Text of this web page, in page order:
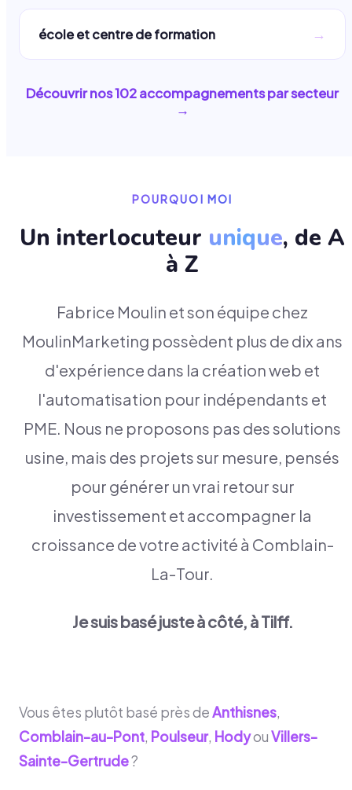
école et centre de formation →
Découvrir nos102accompagnements par secteur
→
POURQUOI MOI
Un interlocuteur unique, de A
à Z
Fabrice Moulin et son équipe chez
MoulinMarketing possèdent plus de dix ans
d'expérience dans la création web et
l'automatisation pour indépendants et
PME. Nous ne proposons pas des solutions
usine, mais des projets sur mesure, pensés
pour générer un vrai retour sur
investissement et accompagner la
croissance de votre activité à Comblain-
La-Tour.
Je suis basé juste à côté, à Tilff.
Vous êtes plutôt basé près deAnthisnes,
Comblain-au-Pont, Poulseur, HodyouVillers-
Sainte-Gertrude?